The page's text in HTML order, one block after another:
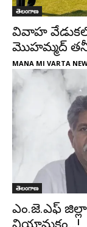
తెలంగాణ
వివాహ
మొహమ్మద్
MANA MI VARTA
తెలంగాణ
ఎం.జె.ఎఫ్